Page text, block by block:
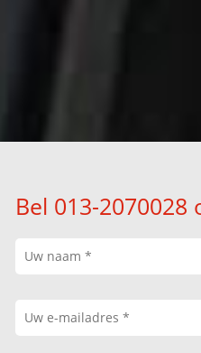
Bel 013-